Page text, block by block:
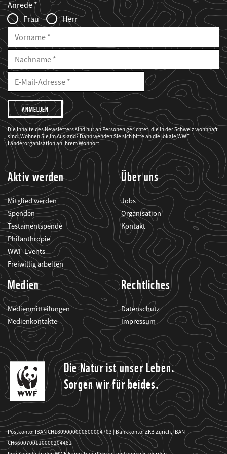
Infofelder
Anrede
Frau
Herr
Vorname
Nachname
E-
Mailadresse
E-
Adresse
Ich
möchte,
dass
der
WWF
mich
über
seine
Projekte
informiert.
Die Inhalte des Newsletters sind nur an Personen gerichtet, die in der Schweiz wohnhaft
sind. Wohnen Sie im Ausland? Dann wenden Sie sich bitte an die lokale WWF-
Länderorganisation an Ihrem Wohnort.
Aktiv werden
Mitglied werden
Spenden
Testamentspende
Philanthropie
WWF-Events
Freiwillig arbeiten
Über uns
Jobs
Organisation
Kontakt
Medien
Medienmitteilungen
Medienkontakte
Rechtliches
Datenschutz
Impressum
Die Natur ist unser Leben.
Sorgen wir für beides.
Postkonto: IBAN CH1809000000800004703 | Bankkonto: ZKB Zürich, IBAN
CH6600700110000204481